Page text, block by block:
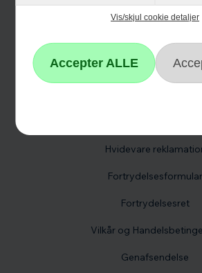
Vis/skjul cookie detaljer
Kundeservice
Hvidevare
Fortrydelsesformular
Fortrydelsesret
Vilkår og
Genafsendelse
Cyber Monday